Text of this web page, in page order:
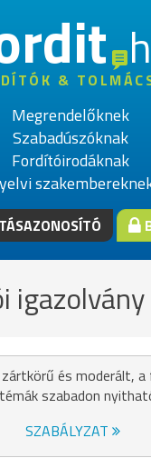
&
Megrendelőknek
Szabadúszóknak
Fordítóirodáknak
igazolvány
és moderált,
szabadon
SZABÁLYZAT